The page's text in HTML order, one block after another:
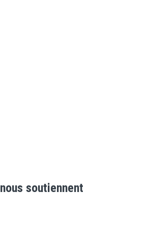
soutiennent